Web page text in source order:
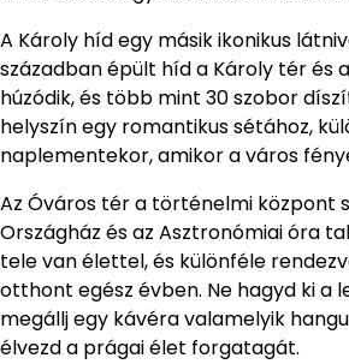
A Károly híd egy másik ikonikus
században épült híd a Károly tér és
húzódik, és több mint 30 szobor
helyszín egy romantikus sétához,
naplementekor, amikor a város
Az Óváros tér a történelmi központ
Országház és az Asztronómiai óra
tele van élettel, és különféle
otthont egész évben. Ne hagyd ki a
megállj egy kávéra valamelyik
élvezd a prágai élet forgatagát.